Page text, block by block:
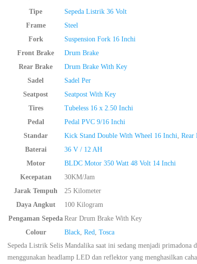
Tipe
Sepeda Listrik 36 Volt
Frame
Steel
Fork
Suspension Fork 16 Inchi
Front Brake
Drum Brake
Rear Brake
Drum Brake With Key
Sadel
Sadel Per
Seatpost
Seatpost With Key
Tires
Tubeless 16 x 2.50 Inchi
Pedal
Pedal PVC 9/16 Inchi
Standar
Kick Stand Double With Wheel 16 Inchi Rear
Baterai
36 V / 12 AH
Motor
BLDC Motor 350 Watt 48 Volt 14 Inchi
Kecepatan
30KM/Jam
Jarak Tempuh
25 Kilometer
Daya Angkut
100 Kilogram
Pengaman Sepeda Rear Drum Brake With Key
Colour
Black Red
Tosca
Sepeda Listrik Selis Mandalika saat ini sedang menjadi
menggunakan headlamp LED dan reflektor yang menghasilkan